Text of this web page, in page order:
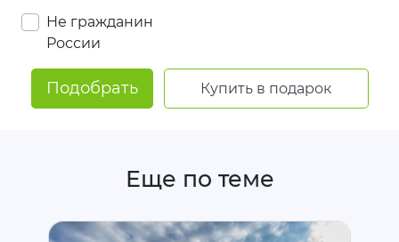
Не гражданин
России
Подобрать Купить в подарок
Еще по теме